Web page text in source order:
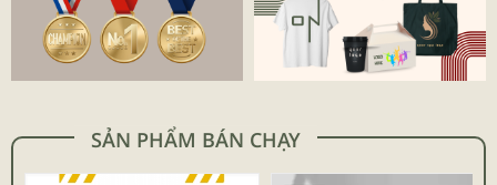
SẢN PHẨM BÁN CHẠY